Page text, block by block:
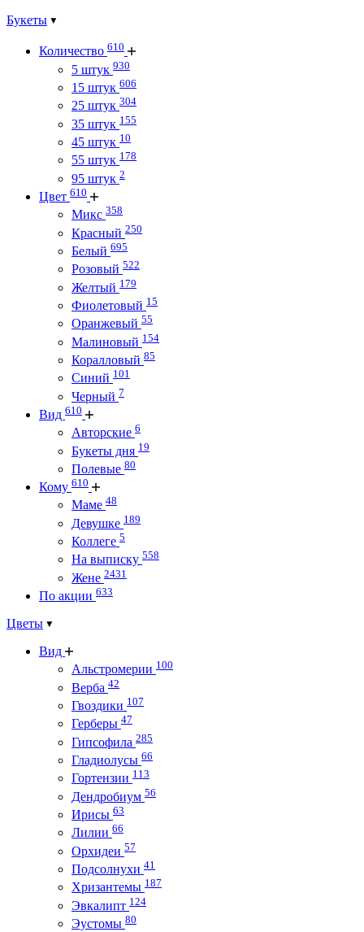
Букеты
Количество 610
5 штук 930
15 штук 606
25 штук 304
35 штук 155
45 штук 10
55 штук 178
95 штук 2
Цвет 610
Микс 358
Красный 250
Белый 695
Розовый 522
Желтый 179
Фиолетовый 15
Оранжевый 55
Малиновый 154
Коралловый 85
Синий 101
Черный 7
Вид 610
Авторские 6
Букеты дня 19
Полевые 80
Кому 610
Маме 48
Девушке 189
Коллеге 5
На выписку 558
Жене 2431
По акции 633
Цветы
Вид
Альстромерии 100
Верба 42
Гвоздики 107
Герберы 47
Гипсофила 285
Гладиолусы 66
Гортензии 113
Дендробиум 56
Ирисы 63
Лилии 66
Орхидеи 57
Подсолнухи 41
Хризантемы 187
Эвкалипт 124
Эустомы 80